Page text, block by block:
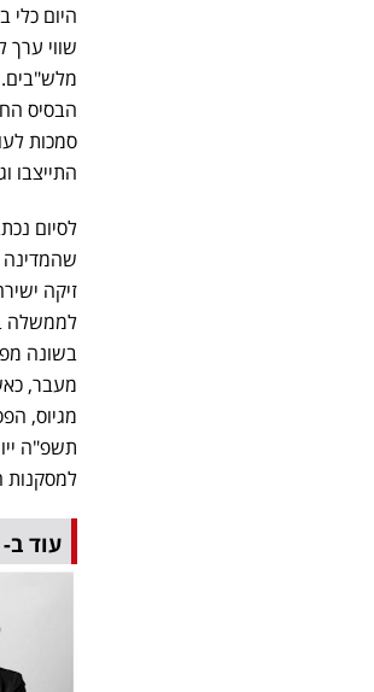
היום
שווי ערך
מלש"בים.
הבסיס
סמכות
התייצבו
לסיום
שהמדינה
זיקה
לממשלה
מעבר,
מגיוס,
תשפ"ה
עוד ב-